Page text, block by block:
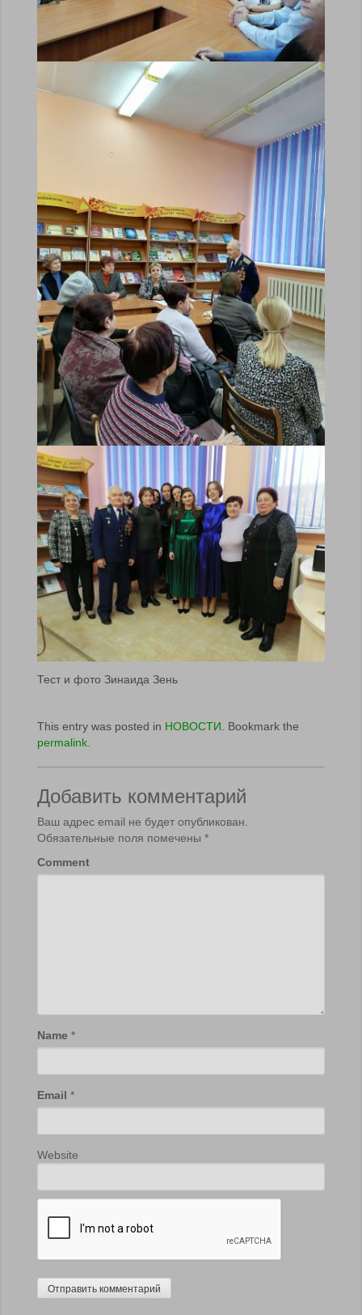
Тест и фото Зинаида Зень
This entry was posted in НОВОСТИ . Bookmark the
permalink
Добавить комментарий
Ваш адрес email не будет опубликован.
Обязательные поля помечены *
Comment
Name *
Email *
Website